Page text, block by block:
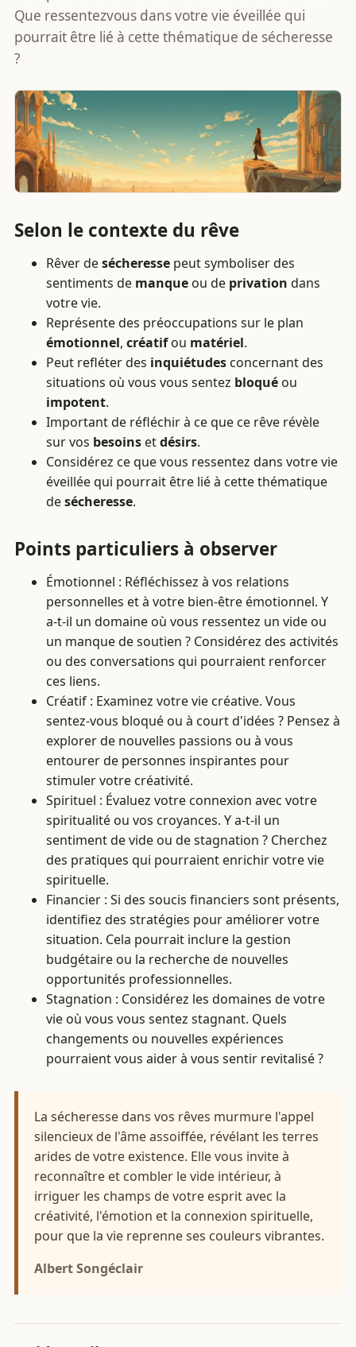
Que ressentezvous dans votre vie éveillée qui
pourrait être lié à cette thématique de sécheresse
?
Selon le contexte du rêve
Rêver desécheresse peut symboliser des
sentiments de manque ou de privation dans
votre vie.
Représente des préoccupations sur le plan
émotionnel, créatifou matériel.
Peut refléter des inquiétudes concernant des
situations où vous vous sentez bloqué ou
impotent.
Important de réfléchir à ce que ce rêve révèle
sur vos besoins etdésirs.
Considérez ce que vous ressentez dans votre vie
éveillée qui pourrait être lié à cette thématique
desécheresse.
Points particuliers à observer
Émotionnel : Réfléchissez à vos relations
personnelles et à votre bien-être émotionnel. Y
a-t-il un domaine où vous ressentez un vide ou
un manque de soutien ? Considérez des activités
ou des conversations qui pourraient renforcer
ces liens.
Créatif : Examinez votre vie créative. Vous
sentez-vous bloqué ou à court d'idées ? Pensez à
explorer de nouvelles passions ou à vous
entourer de personnes inspirantes pour
stimuler votre créativité.
Spirituel : Évaluez votre connexion avec votre
spiritualité ou vos croyances. Y a-t-il un
sentiment de vide ou de stagnation ? Cherchez
des pratiques qui pourraient enrichir votre vie
spirituelle.
Financier : Si des soucis financiers sont présents,
identifiez des stratégies pour améliorer votre
situation. Cela pourrait inclure la gestion
budgétaire ou la recherche de nouvelles
opportunités professionnelles.
Stagnation : Considérez les domaines de votre
vie où vous vous sentez stagnant. Quels
changements ou nouvelles expériences
pourraient vous aider à vous sentir revitalisé ?
La sécheresse dans vos rêves murmure l'appel
silencieux de l'âme assoiffée, révélant les terres
arides de votre existence. Elle vous invite à
reconnaître et combler le vide intérieur, à
irriguer les champs de votre esprit avec la
créativité, l'émotion et la connexion spirituelle,
pour que la vie reprenne ses couleurs vibrantes.
Albert Songéclair